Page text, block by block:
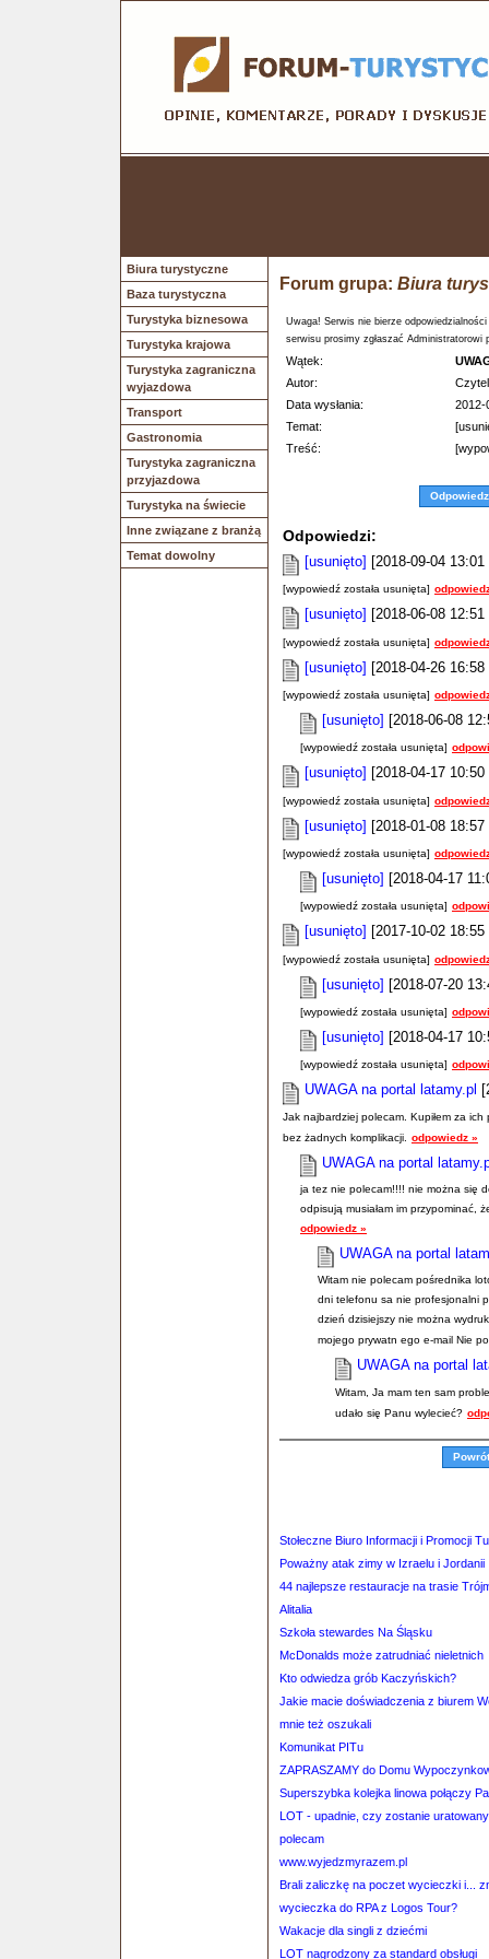
Biura turystyczne
Baza turystyczna
Turystyka biznesowa
Turystyka krajowa
Turystyka zagraniczna
wyjazdowa
Transport
Gastronomia
Turystyka zagraniczna
przyjazdowa
Turystyka na świecie
Inne związane z branżą
Temat dowolny
Forum grupa: Biura
Uwaga! Serwis nie bierze
serwisu prosimy zgłaszać Administratorowi
Wątek:
Autor:
Data wysłania:
2012-
Temat:
Treść:
Odpowiedz
Odpowiedzi:
[usunięto] [2018-09-04
[wypowiedź została usunięta]
[usunięto] [2018-06-08
[wypowiedź została usunięta]
[usunięto] [2018-04-26
[wypowiedź została usunięta]
[usunięto] [2018-06-08
[wypowiedź została usunięta]
[usunięto] [2018-04-17
[wypowiedź została usunięta]
[usunięto] [2018-01-08
[wypowiedź została usunięta]
[usunięto] [2018-04-17
[wypowiedź została usunięta]
[usunięto] [2017-10-02
[wypowiedź została usunięta]
[usunięto] [2018-07-20
[wypowiedź została usunięta]
[usunięto] [2018-04-17
[wypowiedź została usunięta]
UWAGA na portal latamy.pl
Jak najbardziej polecam. Kupiłem za
bez żadnych komplikacji.
odpowiedz »
UWAGA na portal
ja tez nie polecam!!!! nie można się
odpisują musiałam im przypominać,
odpowiedz »
UWAGA na portal
Witam nie polecam pośrednika
dni telefonu sa nie profesjonalni
dzień dzisiejszy nie można
mojego prywatn ego e-mail Nie
UWAGA na portal
Witam, Ja mam ten sam
udało się Panu wylecieć?
Stołeczne Biuro Informacji i Promocji
Poważny atak zimy w Izraelu i Jordanii
44 najlepsze restauracje na trasie
Alitalia
Szkoła stewardes Na Śląsku
McDonalds może zatrudniać nieletnich
Kto odwiedza grób Kaczyńskich?
Jakie macie doświadczenia z biurem
mnie też oszukali
Komunikat PITu
ZAPRASZAMY do Domu
Superszybka kolejka linowa połączy
LOT - upadnie, czy zostanie
polecam
www.wyjedzmyrazem.pl
Brali zaliczkę na poczet wycieczki i...
wycieczka do RPA z Logos Tour?
Wakacje dla singli z dziećmi
LOT nagrodzony za standard obsługi